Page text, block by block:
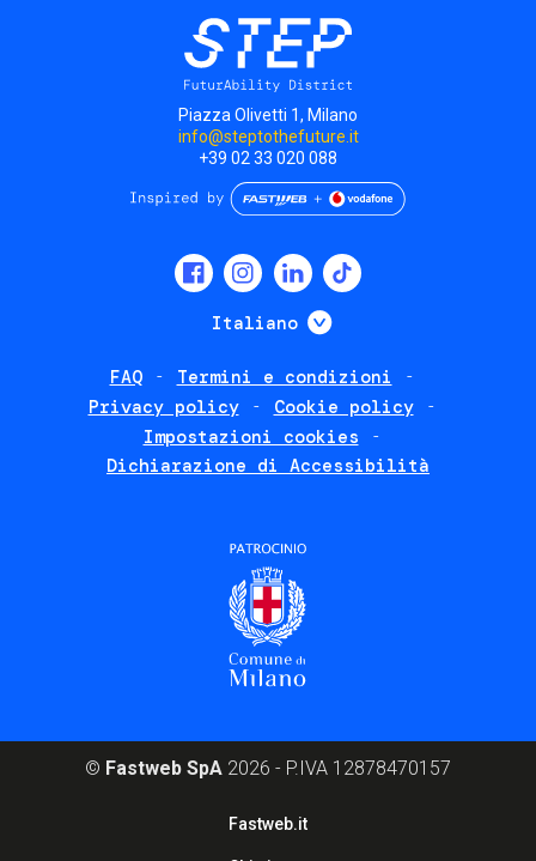
Piazza Olivetti 1, Milano
info@steptothefuture.it
+39 02 33 020 088
Italiano Mostra ulteriori
FAQ
Termini e condizioni
Privacy policy
Cookie policy
Impostazioni cookies
Dichiarazione di Accessibilità
© Fastweb SpA 2026 - P.IVA 12878470157
Fastweb.it